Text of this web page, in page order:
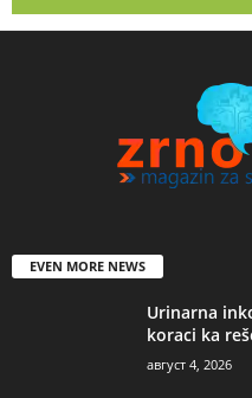
EVEN MORE NEWS
Urinarna
koraci ka
август 4, 2026